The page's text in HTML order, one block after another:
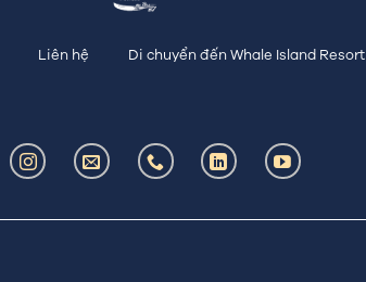
Liên hệ Di chuyển đến Whale Island Resort